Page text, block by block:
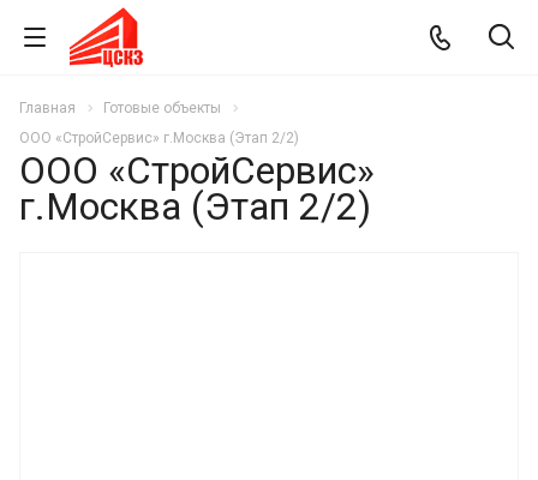
Главная
Готовые объекты
ООО «СтройСервис» г.Москва (Этап 2/2)
ООО «СтройСервис»
г.Москва (Этап 2/2)